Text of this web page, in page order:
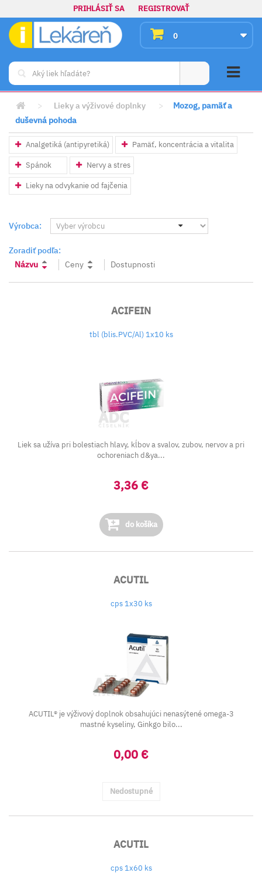
PRIHLÁSIŤ SA REGISTROVAŤ
0
> Lieky a výživové doplnky >
Mozog, pamäť a
duševná pohoda
Analgetiká (antipyretiká) Pamäť, koncentrácia a vitalita
Spánok Nervy a stres
Lieky na odvykanie od fajčenia
Výrobca:
Zoradiť podľa:
Názvu
Ceny Dostupnosti
ACIFEIN
tbl (blis.PVC/Al) 1x10 ks
Liek sa užíva pri bolestiach hlavy, kĺbov a svalov, zubov, nervov a pri
ochoreniach d&ya...
3,36 €
do košíka
ACUTIL
cps 1x30 ks
ACUTIL® je výživový doplnok obsahujúci nenasýtené omega-3
mastné kyseliny, Ginkgo bilo...
0,00 €
Nedostupné
ACUTIL
cps 1x60 ks